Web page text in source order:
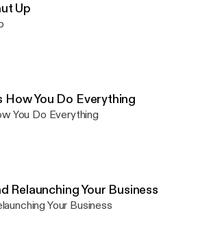
Up
How You Do Everything
You Do Everything
Relaunching Your Business
Your Business